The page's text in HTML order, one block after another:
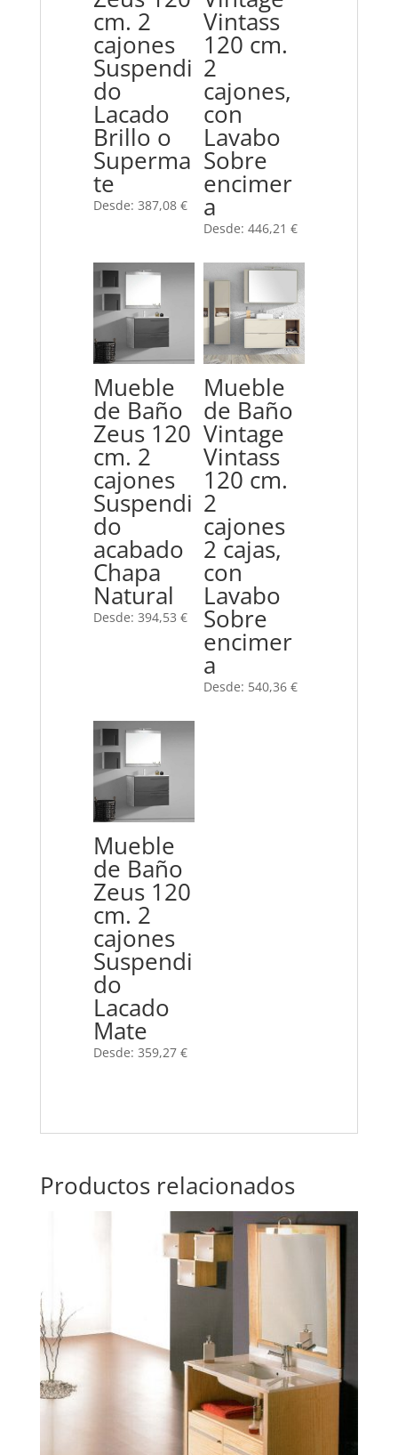
cm. 2
cajones
Suspendi
do
Lacado
Brillo o
Superma
te
Desde:387,08€
Vintass
120 cm.
2
cajones,
con
Lavabo
Sobre
encimer
a
Desde: 446,21 €
Mueble
de Baño
Zeus 120
cm. 2
cajones
Suspendi
do
acabado
Chapa
Natural
Desde:394,53€
Mueble
de Baño
Vintage
Vintass
120 cm.
2
cajones
2 cajas,
con
Lavabo
Sobre
encimer
a
Desde: 540,36 €
Mueble
de Baño
Zeus 120
cm. 2
cajones
Suspendi
do
Lacado
Mate
Desde:359,27€
Productos relacionados